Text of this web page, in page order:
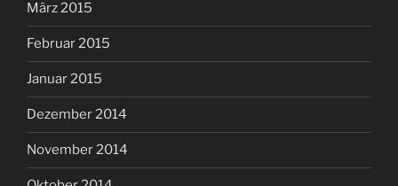
März 2015
Februar 2015
Januar 2015
Dezember 2014
November 2014